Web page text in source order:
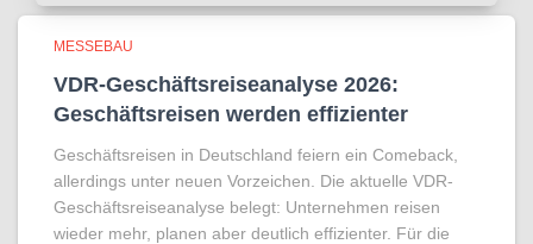
MESSEBAU
VDR-Geschäftsreiseanalyse 2026:
Geschäftsreisen werden effizienter
Geschäftsreisen in Deutschland feiern ein Comeback,
allerdings unter neuen Vorzeichen. Die aktuelle VDR-
Geschäftsreiseanalyse belegt: Unternehmen reisen
wieder mehr, planen aber deutlich effizienter. Für die